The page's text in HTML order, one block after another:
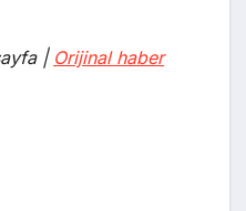
| Orijinal haber